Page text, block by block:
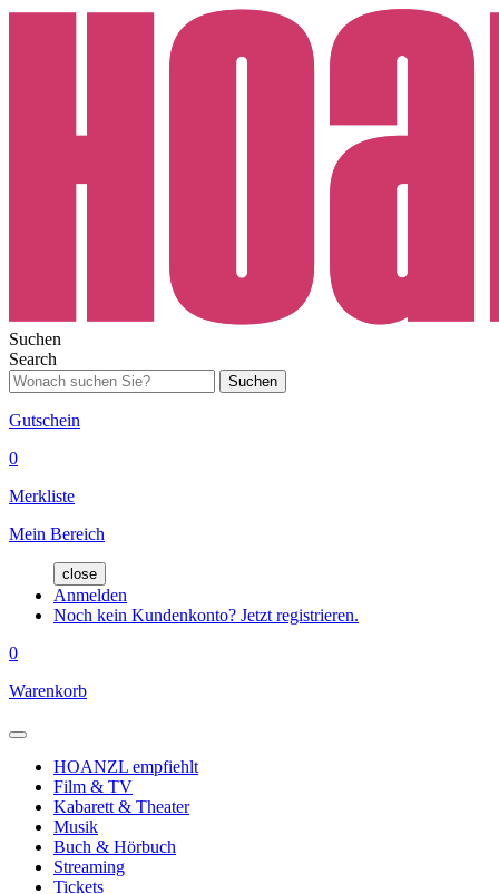
Suchen
Search
Suchen
Gutschein
0
Merkliste
Mein Bereich
close
Anmelden
Noch kein Kundenkonto? Jetzt registrieren.
0
Warenkorb
HOANZL empfiehlt
Film & TV
Kabarett & Theater
Musik
Buch & Hörbuch
Streaming
Tickets